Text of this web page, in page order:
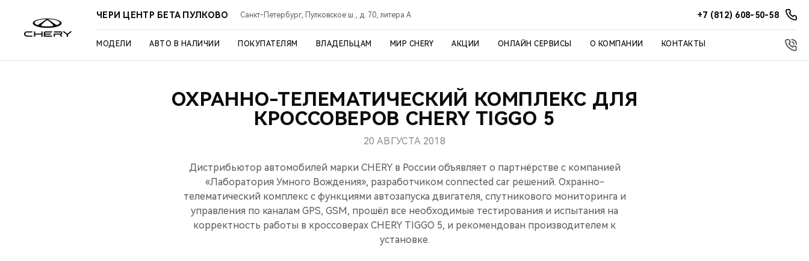
ЧЕРИ ЦЕНТР БЕТА ПУЛКОВО Санкт-Петербург, Пулковское ш., д. 70, литера А +7 (812) 608-50-58
МОДЕЛИ АВТО В НАЛИЧИИ ПОКУПАТЕЛЯМ ВЛАДЕЛЬЦАМ МИР CHERY АКЦИИ ОНЛАЙН СЕРВИСЫ О КОМПАНИИ КОНТАКТЫ
ОХРАННО-ТЕЛЕМАТИЧЕСКИЙ КОМПЛЕКС ДЛЯ
КРОССОВЕРОВ CHERY TIGGO 5
20 АВГУСТА 2018
Дистрибьютор автомобилей марки CHERY в России объявляет о партнёрстве c компанией
«Лаборатория Умного Вождения», разработчиком connected car решений. Охранно-
телематический комплекс с функциями автозапуска двигателя, спутникового мониторинга и
управления по каналам GPS, GSM, прошёл все необходимые тестирования и испытания на
корректность работы в кроссоверах CHERY TIGGO 5, и рекомендован производителем к
установке.